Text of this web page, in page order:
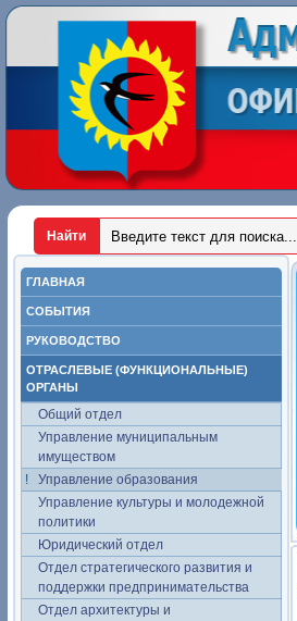
ГЛАВНАЯ
СОБЫТИЯ
РУКОВОДСТВО
ОТРАСЛЕВЫЕ (ФУНКЦИОНАЛЬНЫЕ)
ОРГАНЫ
Общий отдел
Управление муниципальным
имуществом
Управление образования
Управление культуры и молодежной
политики
Юридический отдел
Отдел стратегического развития и
поддержки предпринимательства
Отдел архитектуры и